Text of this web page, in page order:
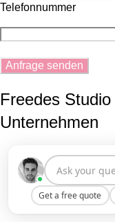
Telefonnummer
Freedes
Unternehmen
Get a free quote